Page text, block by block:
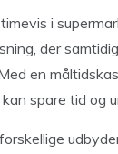
i
der
en
spare tid og